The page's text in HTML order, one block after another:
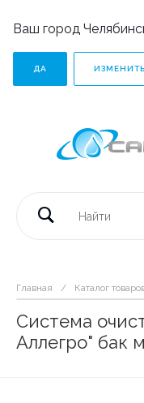
Ваш город
ДА ИЗМЕНИТЬ
Главная / Каталог
Система
Аллегро" бак